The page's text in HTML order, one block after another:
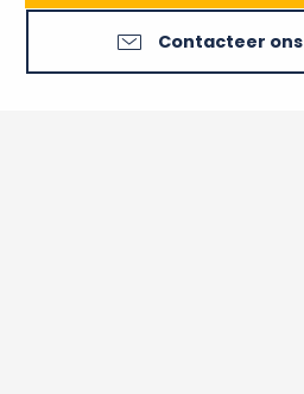
Contacteer ons